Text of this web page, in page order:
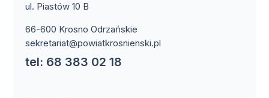
ul. Piastów 10 B
66-600 Krosno Odrzańskie
sekretariat@powiatkrosnienski.pl
tel: 68 383 02 18